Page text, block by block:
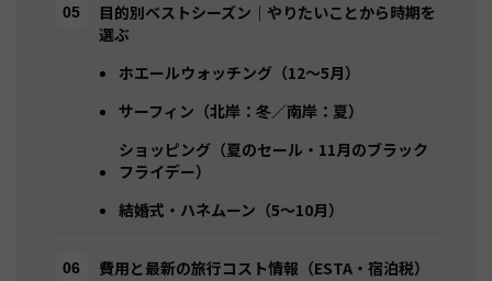
目的別ベストシーズン｜やりたいことから時期を
選ぶ
ホエールウォッチング（12〜5月）
サーフィン（北岸：冬／南岸：夏）
ショッピング（夏のセール・11月のブラック
フライデー）
結婚式・ハネムーン（5〜10月）
費用と最新の旅行コスト情報（ESTA・宿泊税）